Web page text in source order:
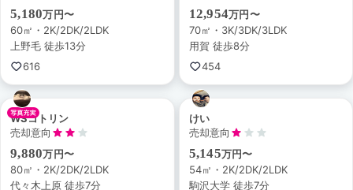
5,180万円〜
60㎡・2K/2DK/2LDK
上野毛 徒歩13分
616
12,954万円〜
70㎡・3K/3DK/3LDK
用賀 徒歩8分
454
WSコトリン
売却意向
9,880万円〜
80㎡・2K/2DK/2LDK
代々木上原 徒歩7分
けい
売却意向
5,145万円〜
54㎡・2K/2DK/2LDK
駒沢大学 徒歩7分